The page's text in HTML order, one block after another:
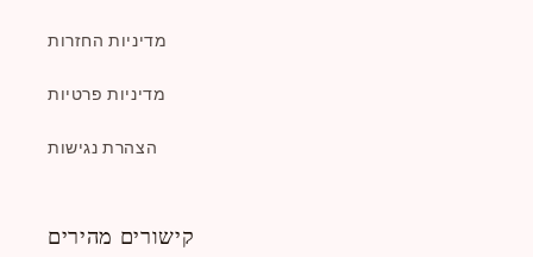
מדיניות החזרות
מדיניות פרטיות
הצהרת נגישות
קישורים מהירים